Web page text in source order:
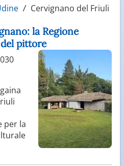
Cervignano del Friuli
la Regione
pittore
per la